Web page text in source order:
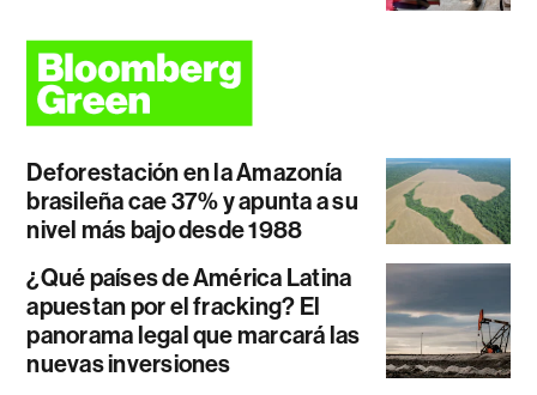
Deforestación en la Amazonía
brasileña cae 37% y apunta a su
nivel más bajo desde 1988
¿Qué países de América Latina
apuestan por el fracking? El
panorama legal que marcará las
nuevas inversiones